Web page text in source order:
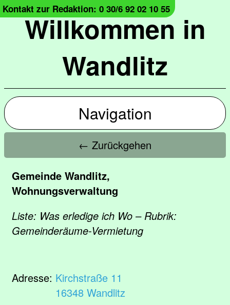
Willkommen in
Wandlitz
Kontakt zur Redaktion: 0 30/6 92 02 10 55
Navigation
← Zurückgehen
Gemeinde Wandlitz,
Wohnungsverwaltung
Liste: Was erledige ich Wo – Rubrik:
Gemeinderäume-Vermietung
Adresse: Kirchstraße 11
16348 Wandlitz